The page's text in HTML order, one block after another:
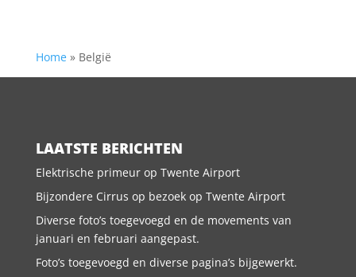
Home» België
LAATSTE BERICHTEN
Elektrische primeur op Twente Airport
Bijzondere Cirrus op bezoek op Twente Airport
Diverse foto’s toegevoegd en de movements van
januari en februari aangepast.
Foto’s toegevoegd en diverse pagina’s bijgewerkt.